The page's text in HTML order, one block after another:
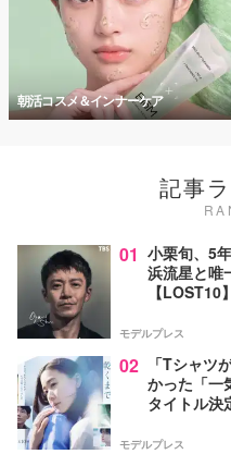
朝活コスメ＆インナーケア
記事
01 小栗旬、5
浜流星と唯
【LOST10】
モデルプレス
02
「Tシャツ
かった「一
タイトル決
モデルプレス